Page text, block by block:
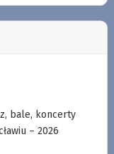
bale, koncerty
– 2026